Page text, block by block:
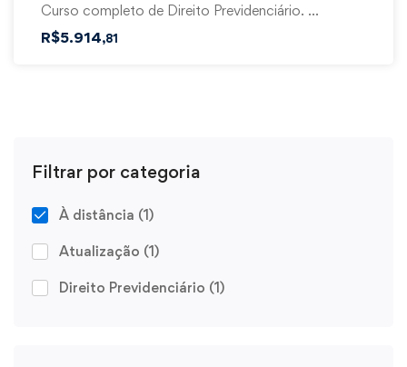
Filtrar por categoria
À distância (1)
Atualização (1)
Direito Previdenciário (1)
Curso completo de Direito Previdenciário. …
R$5.914,81